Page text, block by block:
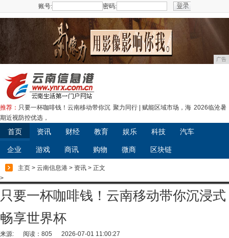
账号: 密码:
广告
推荐： 只要一杯咖啡钱！云南移动带你沉 聚力同行 | 赋能区域市场，海 2026临沧暑
期近视防控优选，
首页 资讯 财经 教育 娱乐 科技 汽车
企业 游戏 商讯 购物 微商 区块链
主页 > 云南信息港 > 资讯 > 正文
>
只要一杯咖啡钱！云南移动带你沉浸式
畅享世界杯
来源: 阅读：805 2026-07-01 11:00:27